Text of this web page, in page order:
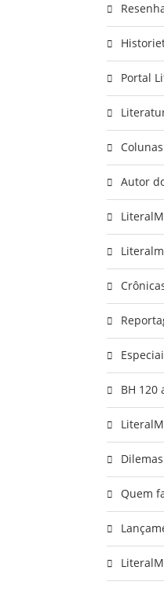
Portal
Colunas
Autor
BH 120
Quem